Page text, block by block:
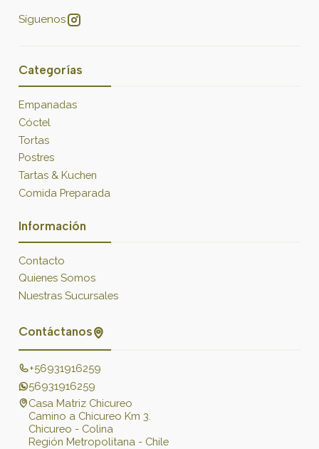
Síguenos
Categorías
Empanadas
Cóctel
Tortas
Postres
Tartas & Kuchen
Comida Preparada
Información
Contacto
Quienes Somos
Nuestras Sucursales
Contáctanos
+56931916259
56931916259
Casa Matriz Chicureo
Camino a Chicureo Km 3.
Chicureo - Colina
Región Metropolitana - Chile